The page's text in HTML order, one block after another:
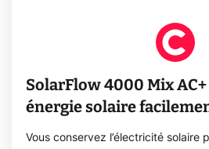
SolarFlow 4000 Mix
énergie solaire
Vous conservez l’électricité solaire